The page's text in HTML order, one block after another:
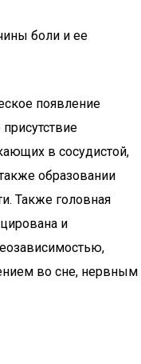
боли и ее
появление
в сосудистой,
образовании
Также головная
и
во сне, нервным